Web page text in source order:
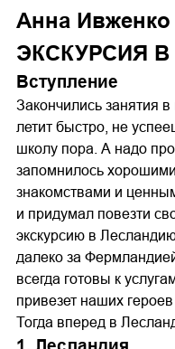
Анна Ивженко
ЭКСКУРСИЯ
Вступление
Закончились занятия
летит быстро, не
школу пора. А надо
запомнилось
знакомствами и
и придумал повезти
экскурсию в
далеко за
всегда готовы к
привезет наших
Тогда вперед в